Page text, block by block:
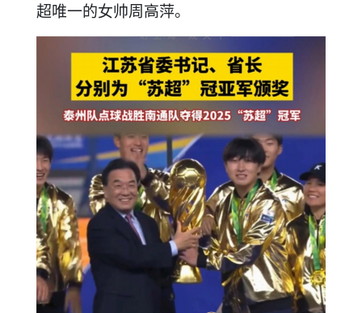
超唯一的女帅周高萍。